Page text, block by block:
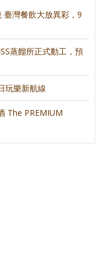
臺灣餐飲大放異彩，9
蒸餾所正式動工，預
玩樂新航線
The PREMIUM